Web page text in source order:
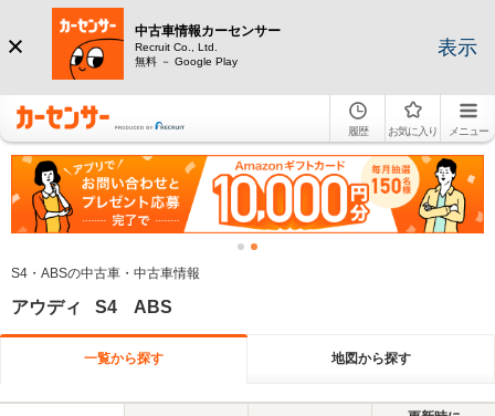
中古車情報カーセンサー
Recruit Co., Ltd.
無料 － Google Play
表示
履歴 お気に入り メニュー
S4・ABSの中古車・中古車情報
アウディ S4 ABS
一覧から探す 地図から探す